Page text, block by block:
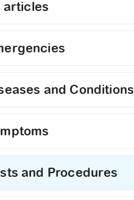
articles
and Conditions
and Procedures